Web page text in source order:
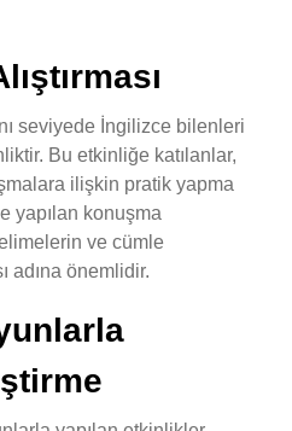
seviyede İngilizce bilenleri
Bu etkinliğe katılanlar,
ilişkin pratik yapma
yapılan konuşma
ve cümle
adına önemlidir.